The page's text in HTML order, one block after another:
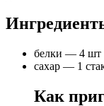
белки — 4 шт
сахар — 1
Как